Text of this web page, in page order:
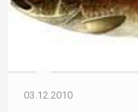
03.12.2010